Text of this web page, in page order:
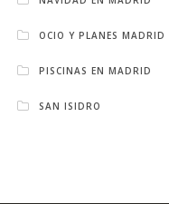
OCIO Y PLANES MADRID
PISCINAS EN MADRID
SAN ISIDRO